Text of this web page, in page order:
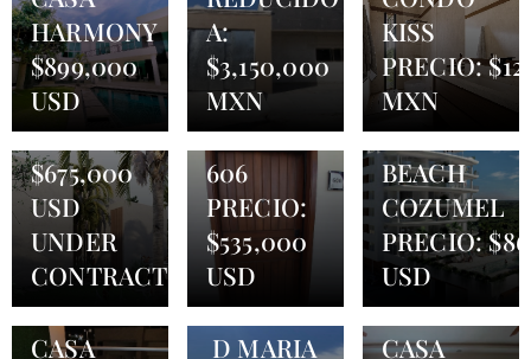
HARMONY
$899,000
USD
A:
$3,150,000
MXN
KISS
PRECIO:
MXN
10.07.2025
VILLA
AKAL
PRECIO:
$675,000
USD
UNDER
CONTRACT
13.06.2025
D MARIA
606
PRECIO:
$535,000
USD
28.05.2025
NORTH
BEACH
COZUMEL
PRECIO:
USD
02.05.2025
CASA
10.04.2025
D MARIA
08.04.2025
CASA